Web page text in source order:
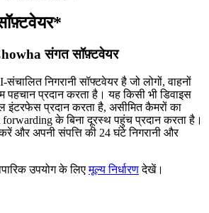
संगत सॉफ़्टवेयर
निगरानी सॉफ्टवेयर है जो लोगों, वाहनों
प्रदान करता है। यह किसी भी डिवाइस
इंटरफेस प्रदान करता है, असीमित कैमरों का
के बिना दूरस्थ पहुंच प्रदान करता है।
और अपनी संपत्ति की 24 घंटे निगरानी और
उपयोग के लिएमूल्य निर्धारणदेखें।